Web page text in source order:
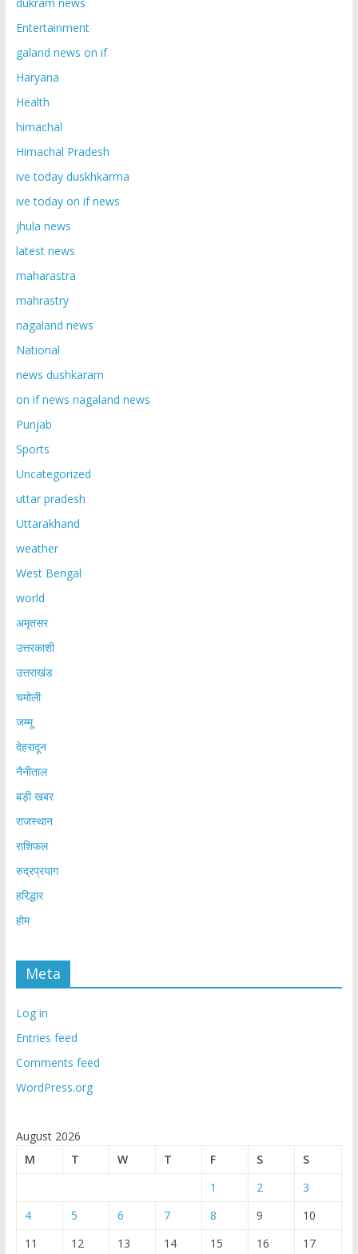
dukram news
Entertainment
galand news on if
Haryana
Health
himachal
Himachal Pradesh
ive today duskhkarma
ive today on if news
jhula news
latest news
maharastra
mahrastry
nagaland news
National
news dushkaram
on if news nagaland news
Punjab
Sports
Uncategorized
uttar pradesh
Uttarakhand
weather
West Bengal
world
अमृतसर
उत्तरकाशी
उत्तराखंड
चमोली
जम्मू
देहरादून
नैनीताल
बड़ी खबर
राजस्थान
राशिफल
रुद्रप्रयाग
हरिद्धार
होम
Meta
Log in
Entries feed
Comments feed
WordPress.org
August 2026
M
T W T F S
S
1
2
3
4
5 6 7 8 9
10
11
12 13 14 15 16 17